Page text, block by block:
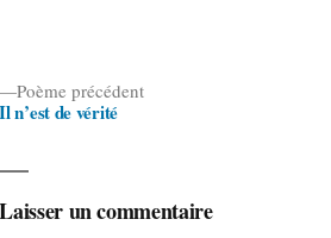
Poème précédentPoème
Il n’est de vérité
Laisser un commentaire